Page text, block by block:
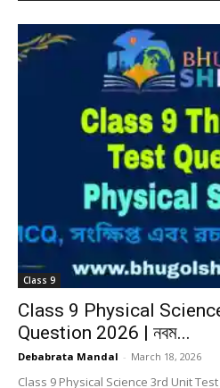
Class 9
Class 9 Physical
Question 2026 | নবম...
Debabrata Mandal - March 18, 2026
Class 9 Physical Science 3rd Unit Test